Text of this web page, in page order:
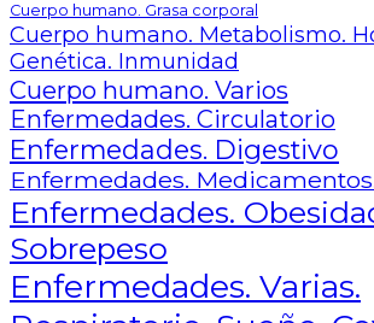
Cuerpo humano. Grasa corporal
Cuerpo humano. Metabolismo.
Genética. Inmunidad
Cuerpo humano. Varios
Enfermedades. Circulatorio
Enfermedades. Digestivo
Enfermedades.
Enfermedades.
Sobrepeso
Enfermedades. Varias.